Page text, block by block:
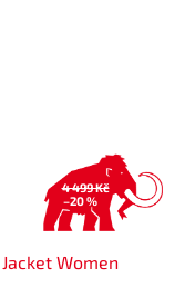
4 499 Kč
–20 %
Women